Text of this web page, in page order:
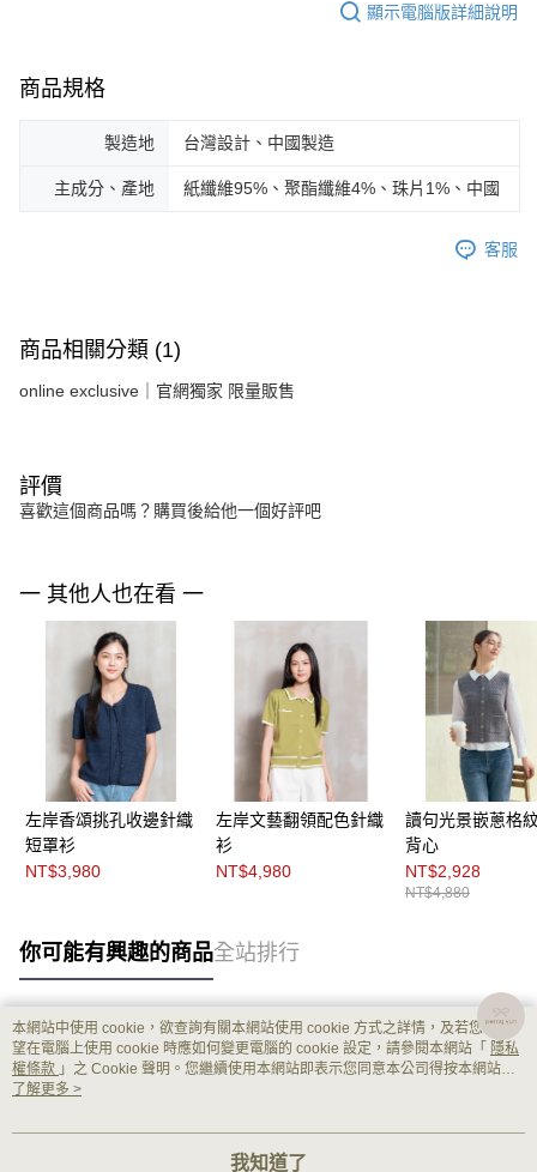
顯示電腦版詳細說明
商品規格
製造地 台灣設計、中國製造
主成分、產地 紙纖維95%、聚酯纖維4%、珠片1%、中國
客服
商品相關分類 (1)
online exclusive｜官網獨家 限量販售
評價
喜歡這個商品嗎？購買後給他一個好評吧
一 其他人也在看 一
左岸香頌挑孔收邊針織
短罩衫
NT$3,980
左岸文藝翻領配色針織
衫
NT$4,980
讀句光景嵌蔥格
背心
NT$2,928
NT$4,880
你可能有興趣的商品全站排行
熱門標籤
本網站中使用 cookie，欲查詢有關本網站使用 cookie 方式之詳情，及若您不希
望在電腦上使用 cookie 時應如何變更電腦的 cookie 設定，請參閱本網站「 隱私
權條款 」之 Cookie 聲明。您繼續使用本網站即表示您同意本公司得按本網站使
用條款之 Cookie 聲明使用 cookie。
了解更多 >
我知道了